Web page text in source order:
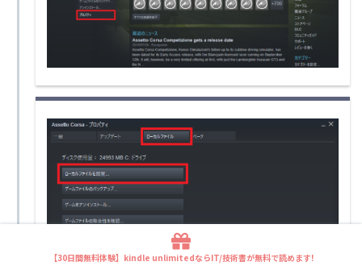
【30日間無料体験】kindle unlimitedならIT/技術書が無料で読めます!